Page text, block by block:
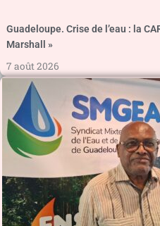
Guadeloupe. Crise de l’eau : la
Marshall »
7 août 2026